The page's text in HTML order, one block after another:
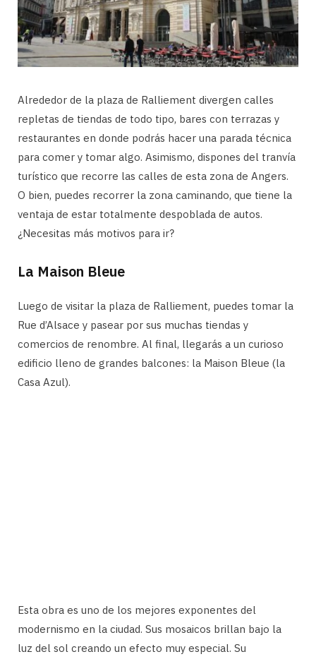
Alrededor de la plaza de Ralliement divergen calles
repletas de tiendas de todo tipo, bares con terrazas y
restaurantes en donde podrás hacer una parada técnica
para comer y tomar algo. Asimismo, dispones del tranvía
turístico que recorre las calles de esta zona de Angers.
O bien, puedes recorrer la zona caminando, que tiene la
ventaja de estar totalmente despoblada de autos.
¿Necesitas más motivos para ir?
La Maison Bleue
Luego de visitar la plaza de Ralliement, puedes tomar la
Rue d’Alsace y pasear por sus muchas tiendas y
comercios de renombre. Al final, llegarás a un curioso
edificio lleno de grandes balcones: la Maison Bleue (la
Casa Azul).
Esta obra es uno de los mejores exponentes del
modernismo en la ciudad. Sus mosaicos brillan bajo la
luz del sol creando un efecto muy especial. Su